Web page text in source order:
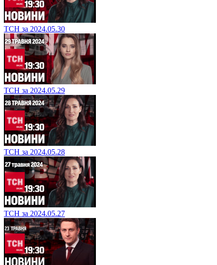
ТСН за 2024.05.30
ТСН за 2024.05.29
ТСН за 2024.05.28
ТСН за 2024.05.27